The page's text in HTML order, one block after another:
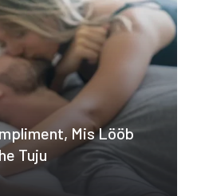
Mis Lööb
Tuju